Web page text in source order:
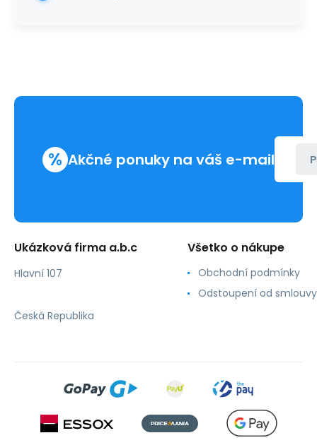
% Akčné ponuky na váš e-mail
Ukázková firma a.b.c
Hlavní 107
Česká Republika
Všetko o nákupe
Obchodní podmínky
Odstoupení od smlouvy